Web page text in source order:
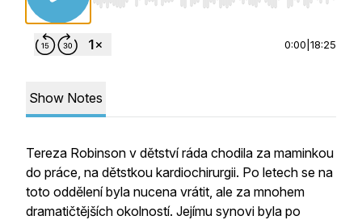
0:00 18:25
Show Notes
Tereza Robinson v dětství ráda chodila za maminkou
do práce, na dětstkou kardiochirurgii. Po letech se na
toto oddělení byla nucena vrátit, ale za mnohem
dramatičtějších okolností. Jejímu synovi byla po